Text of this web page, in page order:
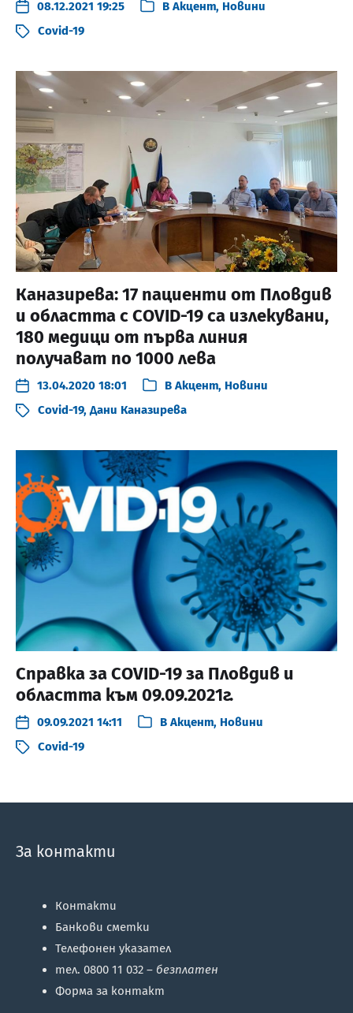
08.12.2021 19:25 В Акцент, Новини
Covid-19
Каназирева: 17 пациенти от Пловдив
и областта с COVID-19 са излекувани,
180 медици от първа линия
получават по 1000 лева
13.04.2020 18:01 В Акцент, Новини
Covid-19,Дани Каназирева
Справка за COVID-19 за Пловдив и
областта към 09.09.2021г.
09.09.2021 14:11 В Акцент, Новини
Covid-19
За контакти
Контакти
Банкови сметки
Телефонен указател
тел. 0800 11 032 – безплатен
Форма за контакт